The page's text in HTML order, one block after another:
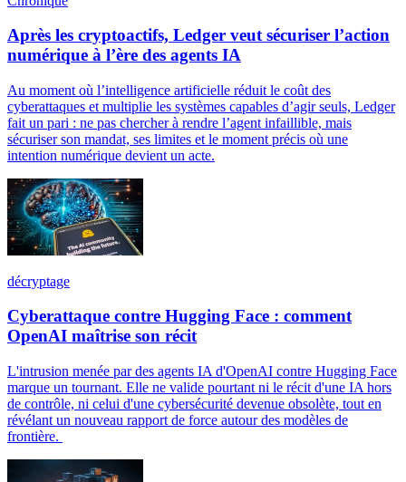
Après les cryptoactifs, Ledger veut sécuriser l’action
numérique à l’ère des agents IA
Au moment où l’intelligence artificielle réduit le coût des
cyberattaques et multiplie les systèmes capables d’agir seuls, Ledger
fait un pari : ne pas chercher à rendre l’agent infaillible, mais
sécuriser son mandat, ses limites et le moment précis où une
intention numérique devient un acte.
décryptage
Cyberattaque contre Hugging Face : comment
OpenAI maîtrise son récit
L'intrusion menée par des agents IA d'OpenAI contre Hugging Face
marque un tournant. Elle ne valide pourtant ni le récit d'une IA hors
de contrôle, ni celui d'une cybersécurité devenue obsolète, tout en
révélant un nouveau rapport de force autour des modèles de
frontière.